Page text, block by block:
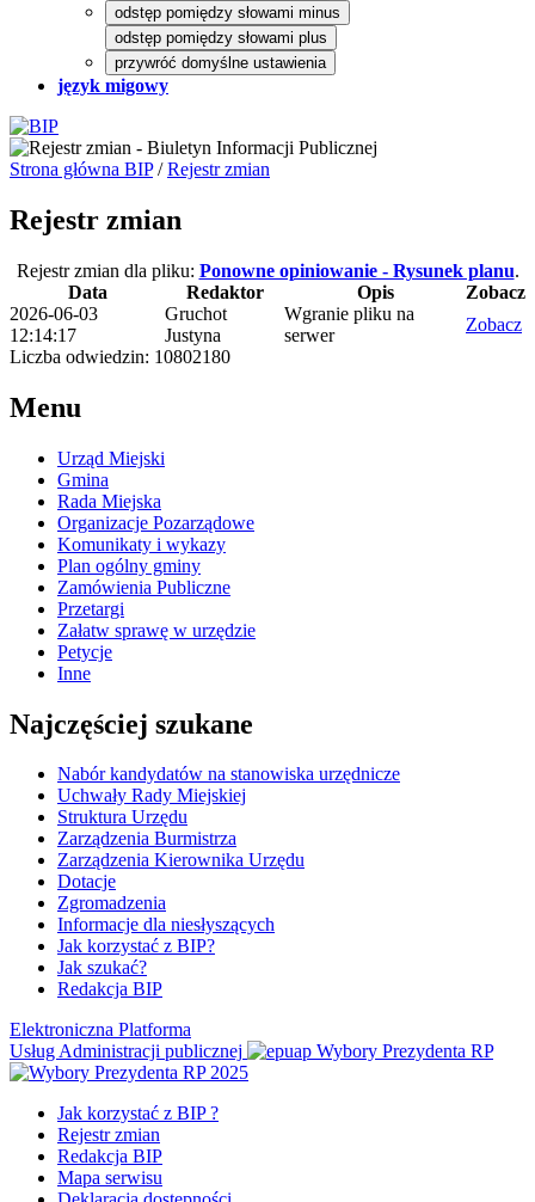
odstęp pomiędzy słowami minus
odstęp pomiędzy słowami plus
przywróć domyślne ustawienia
język migowy
Strona główna BIP/Rejestr zmian
Rejestr zmian
Rejestr zmian dla pliku: Ponowne opiniowanie - Rysunek planu.
Data
Redaktor Opis
Zobacz
2026-06-03
12:14:17
Gruchot
Justyna
Wgranie pliku na
serwer
Zobacz
Liczba odwiedzin: 10802180
Menu
Urząd Miejski
Gmina
Rada Miejska
Organizacje Pozarządowe
Komunikaty i wykazy
Plan ogólny gminy
Zamówienia Publiczne
Przetargi
Załatw sprawę w urzędzie
Petycje
Inne
Najczęściej szukane
Nabór kandydatów na stanowiska urzędnicze
Uchwały Rady Miejskiej
Struktura Urzędu
Zarządzenia Burmistrza
Zarządzenia Kierownika Urzędu
Dotacje
Zgromadzenia
Informacje dla niesłyszących
Jak korzystać z BIP?
Jak szukać?
Redakcja BIP
Elektroniczna Platforma
Usług Administracji publicznej
Wybory Prezydenta RP
Jak korzystać z BIP ?
Rejestr zmian
Redakcja BIP
Mapa serwisu